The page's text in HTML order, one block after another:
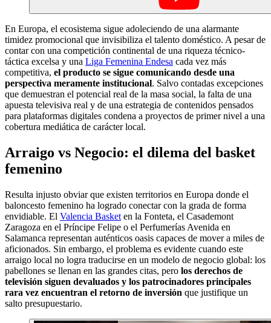
En Europa, el ecosistema sigue adoleciendo de una alarmante
timidez promocional que invisibiliza el talento doméstico. A pesar de
contar con una competición continental de una riqueza técnico-
táctica excelsa y una Liga Femenina Endesa cada vez más
competitiva, el producto se sigue comunicando desde una
perspectiva meramente institucional. Salvo contadas excepciones
que demuestran el potencial real de la masa social, la falta de una
apuesta televisiva real y de una estrategia de contenidos pensados
para plataformas digitales condena a proyectos de primer nivel a una
cobertura mediática de carácter local.
Arraigo vs Negocio: el dilema del basket
femenino
Resulta injusto obviar que existen territorios en Europa donde el
baloncesto femenino ha logrado conectar con la grada de forma
envidiable. El Valencia Basket en la Fonteta, el Casademont
Zaragoza en el Príncipe Felipe o el Perfumerías Avenida en
Salamanca representan auténticos oasis capaces de mover a miles de
aficionados. Sin embargo, el problema es evidente cuando este
arraigo local no logra traducirse en un modelo de negocio global: los
pabellones se llenan en las grandes citas, pero los derechos de
televisión siguen devaluados y los patrocinadores principales
rara vez encuentran el retorno de inversión que justifique un
salto presupuestario.